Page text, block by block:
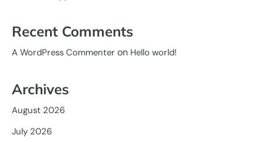
Recent Comments
A WordPress Commenter on Hello world!
Archives
August 2026
July 2026